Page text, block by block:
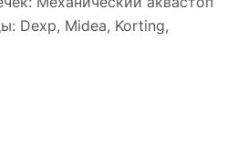
Dexp, Midea, Korting,